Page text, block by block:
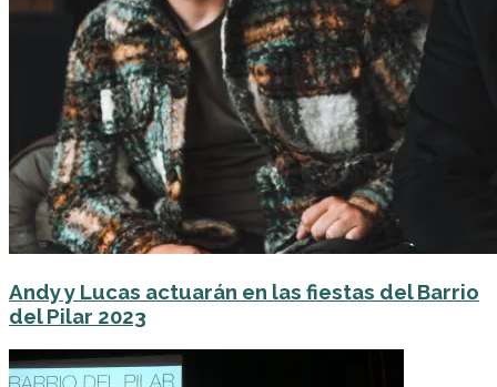
Andy y Lucas actuarán en las fiestas del Barrio
del Pilar 2023